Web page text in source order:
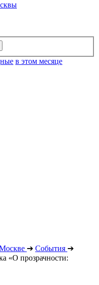
в этом месяце
➔ События ➔
«О прозрачности: